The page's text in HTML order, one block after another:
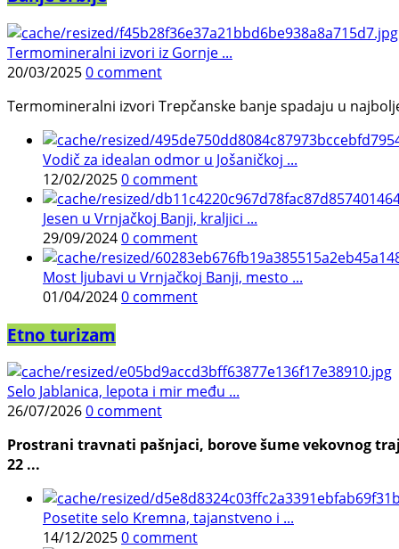
Termomineralni izvori iz Gornje ...
20/03/20250 comment
Termomineralni izvori Trepčanske banje spadaju u
Vodič za idealan odmor u Jošaničkoj ...
12/02/20250 comment
Jesen u Vrnjačkoj Banji, kraljici ...
29/09/20240 comment
Most ljubavi u Vrnjačkoj Banji, mesto ...
01/04/20240 comment
Etno turizam
Selo Jablanica, lepota i mir među ...
26/07/20260 comment
Prostrani travnati pašnjaci, borove šume vekovnog
22 ...
Posetite selo Kremna, tajanstveno i ...
14/12/20250 comment